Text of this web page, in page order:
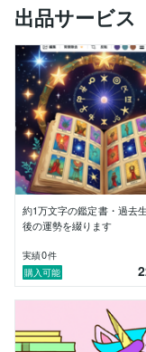
ません。
はじめまして。
普段は会社員と
占い館の現役占
おります。
地に足のついた
星々が教えるス
現実を動かすた
私の鑑定では、
魂の傷を癒やす
み解きます。
鑑定の前にホロ
魂のテーマを丁
タイルです。
そのため、誠に
出品サービス
約1万文字の鑑定書・過去
後の運勢を綴ります
実績0件
購入可能